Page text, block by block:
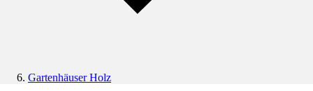
Gartenhäuser Holz